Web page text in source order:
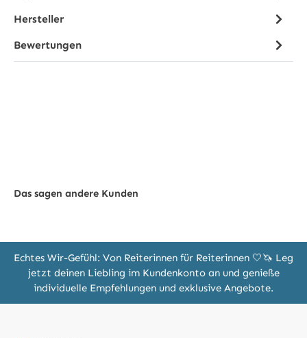
Hersteller
Bewertungen
Das sagen andere Kunden
Echtes Wir-Gefühl: Von Reiterinnen für Reiterinnen 🤍🦄 Leg
jetzt deinen Liebling im Kundenkonto an und genieße
individuelle Empfehlungen und exklusive Angebote.